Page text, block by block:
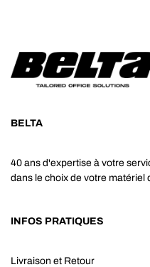
BELTA
40 ans d'expertise à votre
dans le choix de votre
INFOS PRATIQUES
Livraison et Retour